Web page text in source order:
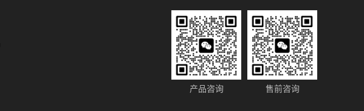
产品咨询 售前咨询